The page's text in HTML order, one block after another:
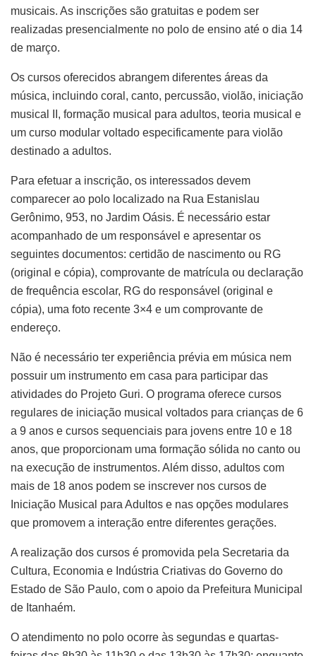
musicais. As inscrições são gratuitas e podem ser
realizadas presencialmente no polo de ensino até o dia 14
de março.
Os cursos oferecidos abrangem diferentes áreas da
música, incluindo coral, canto, percussão, violão, iniciação
musical II, formação musical para adultos, teoria musical e
um curso modular voltado especificamente para violão
destinado a adultos.
Para efetuar a inscrição, os interessados devem
comparecer ao polo localizado na Rua Estanislau
Gerônimo, 953, no Jardim Oásis. É necessário estar
acompanhado de um responsável e apresentar os
seguintes documentos: certidão de nascimento ou RG
(original e cópia), comprovante de matrícula ou declaração
de frequência escolar, RG do responsável (original e
cópia), uma foto recente 3×4 e um comprovante de
endereço.
Não é necessário ter experiência prévia em música nem
possuir um instrumento em casa para participar das
atividades do Projeto Guri. O programa oferece cursos
regulares de iniciação musical voltados para crianças de 6
a 9 anos e cursos sequenciais para jovens entre 10 e 18
anos, que proporcionam uma formação sólida no canto ou
na execução de instrumentos. Além disso, adultos com
mais de 18 anos podem se inscrever nos cursos de
Iniciação Musical para Adultos e nas opções modulares
que promovem a interação entre diferentes gerações.
A realização dos cursos é promovida pela Secretaria da
Cultura, Economia e Indústria Criativas do Governo do
Estado de São Paulo, com o apoio da Prefeitura Municipal
de Itanhaém.
O atendimento no polo ocorre às segundas e quartas-